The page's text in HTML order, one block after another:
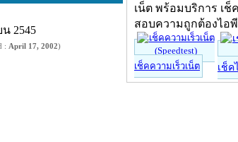
2545
: April 17, 2002)
เน็ต พร้อมบริการ เช็
สอบความถูกต้องไอ
เช็คความเร็วเน็ต เช็ค